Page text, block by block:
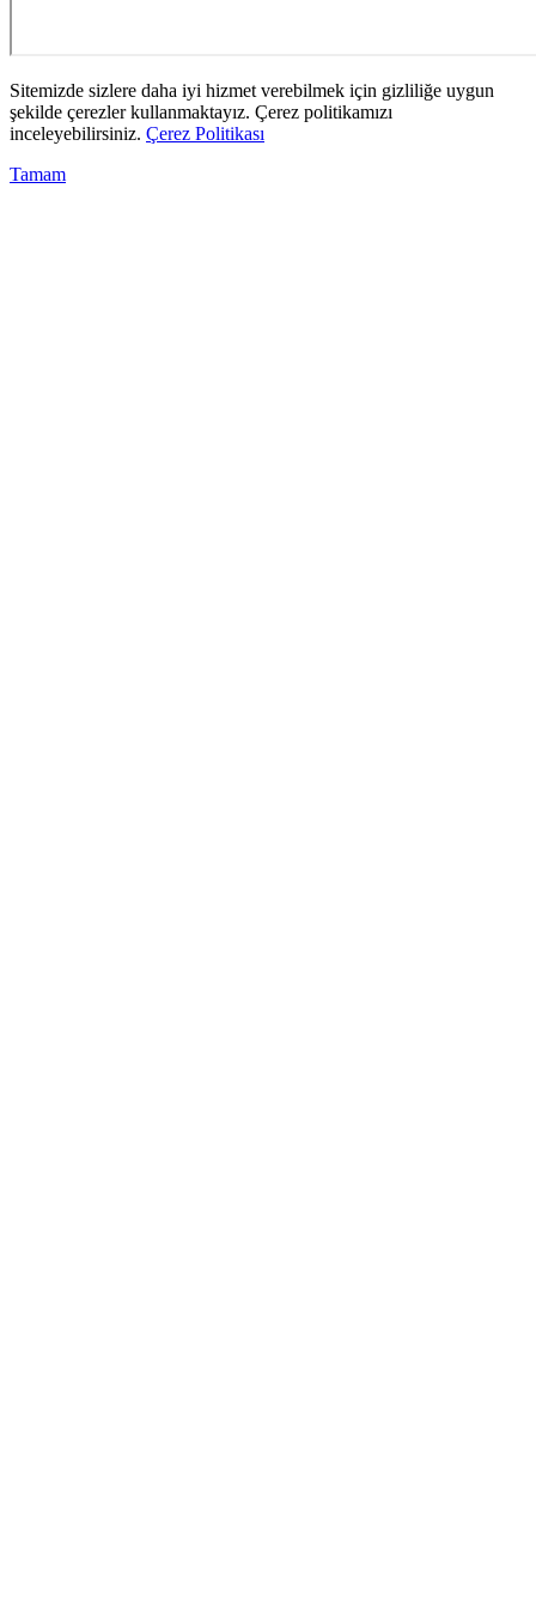
Sitemizde sizlere daha iyi hizmet verebilmek için gizliliğe uygun
şekilde çerezler kullanmaktayız. Çerez politikamızı
inceleyebilirsiniz. Çerez Politikası
Tamam